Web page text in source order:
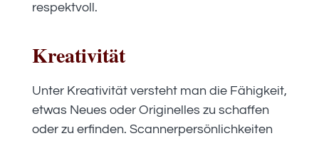
respektvoll.
Kreativität
Unter Kreativität versteht man die Fähigkeit,
etwas Neues oder Originelles zu schaffen
oder zu erfinden. Scannerpersönlichkeiten